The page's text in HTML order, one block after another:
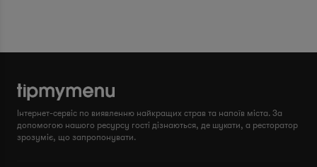
Інтернет-сервіс по виявленню найкращих страв та напоїв міста. За
допомогою нашого ресурсу гості дізнаються, де шукати, а ресторатор
зрозуміє, що запропонувати.